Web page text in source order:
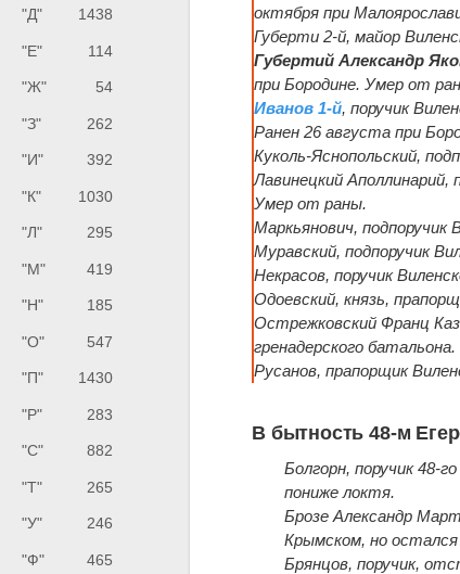
"Д" 1438
"Е" 114
"Ж" 54
"З" 262
"И" 392
"К" 1030
"Л" 295
"М" 419
"Н" 185
"О" 547
"П" 1430
"Р" 283
"С" 882
"Т" 265
"У" 246
"Ф" 465
октября при
Губерти 2-й, майор
Губертий Александр
при Бородине. Умер от
Иванов 1-й, поручик
Ранен 26 августа при
Куколь-Яснопольский,
Лавинецкий Аполлинарий,
Умер от раны.
Маркьянович, подпоручик
Муравский, подпоручик
Некрасов, поручик
Одоевский, князь,
Острежковский Франц
гренадерского
Русанов, прапорщик
В бытность 48-м
Болгорн, поручик 48-
пониже локтя.
Брозе Александр
Крымском, но
Брянцов, поручик,